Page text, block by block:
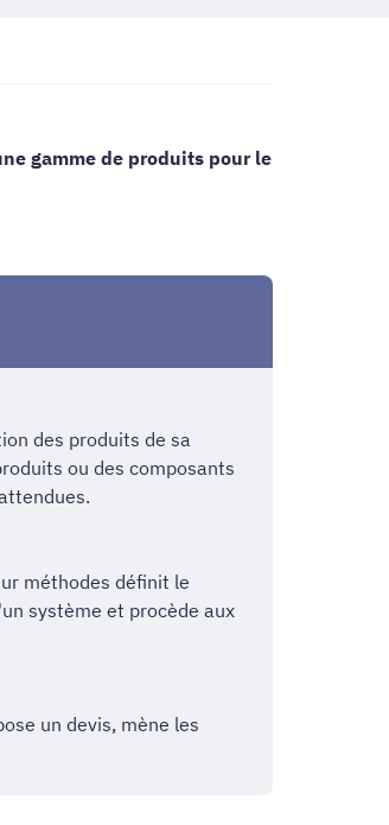
gamme de produits pour le
des produits de sa
ou des composants
méthodes définit le
système et procède aux
un devis, mène les